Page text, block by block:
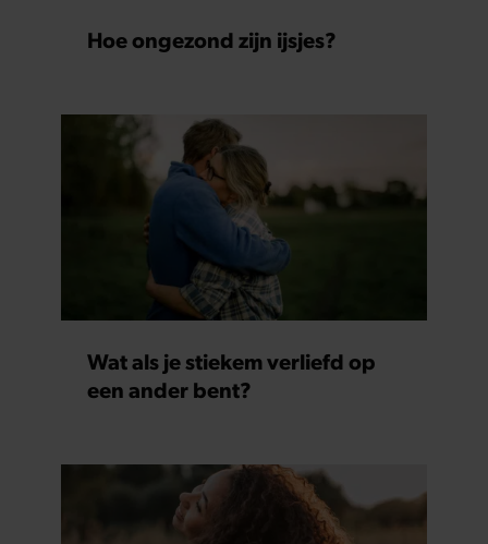
Hoe ongezond zijn ijsjes?
Wat als je stiekem verliefd op
een ander bent?